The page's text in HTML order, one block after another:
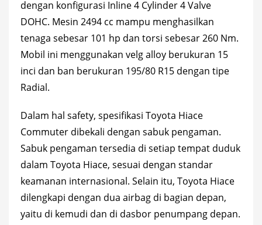
dengan konfigurasi Inline 4 Cylinder 4 Valve
DOHC. Mesin 2494 cc mampu menghasilkan
tenaga sebesar 101 hp dan torsi sebesar 260 Nm.
Mobil ini menggunakan velg alloy berukuran 15
inci dan ban berukuran 195/80 R15 dengan tipe
Radial.
Dalam hal safety, spesifikasi Toyota Hiace
Commuter dibekali dengan sabuk pengaman.
Sabuk pengaman tersedia di setiap tempat duduk
dalam Toyota Hiace, sesuai dengan standar
keamanan internasional. Selain itu, Toyota Hiace
dilengkapi dengan dua airbag di bagian depan,
yaitu di kemudi dan di dasbor penumpang depan.